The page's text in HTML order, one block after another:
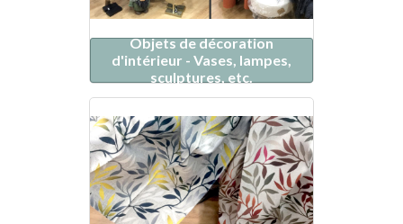
Objets de décoration
d'intérieur - Vases, lampes,
sculptures, etc.